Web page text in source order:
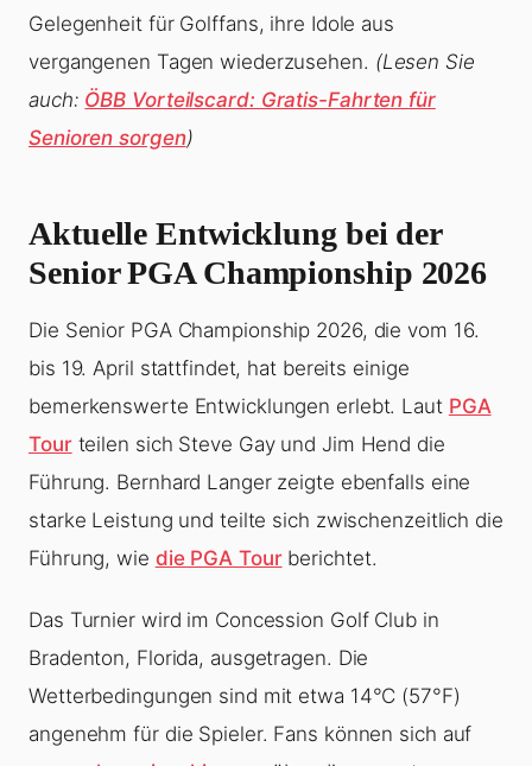
Gelegenheit für Golffans, ihre Idole aus
vergangenen Tagen wiederzusehen. (Lesen Sie
auch: ÖBB Vorteilscard: Gratis-Fahrten für
Senioren sorgen)
Aktuelle Entwicklung bei der
Senior PGA Championship 2026
Die Senior PGA Championship 2026, die vom 16.
bis 19. April stattfindet, hat bereits einige
bemerkenswerte Entwicklungen erlebt. Laut PGA
Tourteilen sich Steve Gay und Jim Hend die
Führung. Bernhard Langer zeigte ebenfalls eine
starke Leistung und teilte sich zwischenzeitlich die
Führung, wie die PGA Tourberichtet.
Das Turnier wird im Concession Golf Club in
Bradenton, Florida, ausgetragen. Die
Wetterbedingungen sind mit etwa 14°C (57°F)
angenehm für die Spieler. Fans können sich auf